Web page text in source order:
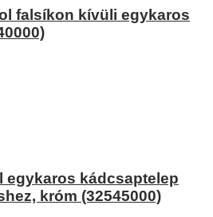
falsíkon kívüli egykaros
egykaros kádcsaptelep
króm (32545000)